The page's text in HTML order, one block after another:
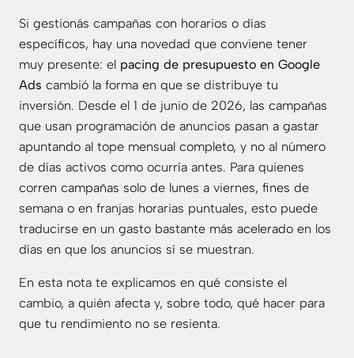
Si gestionás campañas con horarios o días
específicos, hay una novedad que conviene tener
muy presente: el pacing de presupuesto en Google
Ads cambió la forma en que se distribuye tu
inversión. Desde el 1 de junio de 2026, las campañas
que usan programación de anuncios pasan a gastar
apuntando al tope mensual completo, y no al número
de días activos como ocurría antes. Para quienes
corren campañas solo de lunes a viernes, fines de
semana o en franjas horarias puntuales, esto puede
traducirse en un gasto bastante más acelerado en los
días en que los anuncios sí se muestran.
En esta nota te explicamos en qué consiste el
cambio, a quién afecta y, sobre todo, qué hacer para
que tu rendimiento no se resienta.